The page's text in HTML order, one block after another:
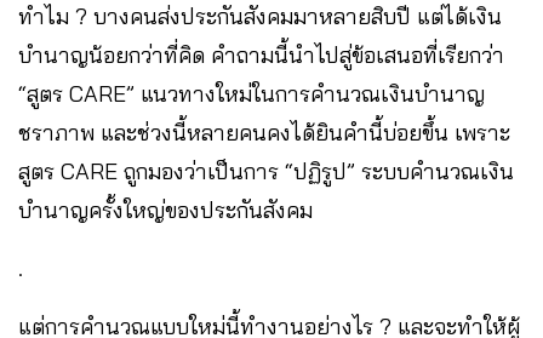
ทำไม ? บางคนส่งประกันสังคมมาหลายสิบปี แต่ได้เงิน
บำนาญน้อยกว่าที่คิด คำถามนี้นำไปสู่ข้อเสนอที่เรียกว่า
“สูตร CARE” แนวทางใหม่ในการคำนวณเงินบำนาญ
ชราภาพ และช่วงนี้หลายคนคงได้ยินคำนี้บ่อยขึ้น เพราะ
สูตร CARE ถูกมองว่าเป็นการ “ปฏิรูป” ระบบคำนวณเงิน
บำนาญครั้งใหญ่ของประกันสังคม
.
แต่การคำนวณแบบใหม่นี้ทำงานอย่างไร ? และจะทำให้ผู้